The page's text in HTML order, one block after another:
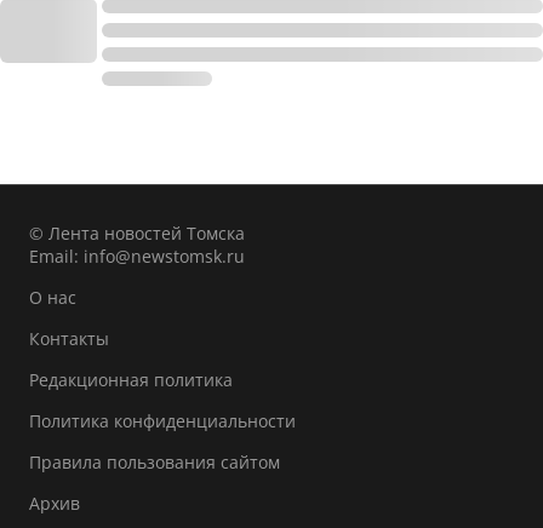
© Лента новостей Томска
Email: info@newstomsk.ru
О нас
Контакты
Редакционная политика
Политика конфиденциальности
Правила пользования сайтом
Архив